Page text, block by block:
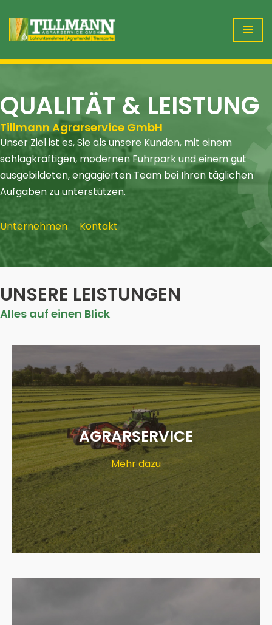
Zum
springen
QUALITÄT & LEISTUNG
Tillmann Agrarservice GmbH
Unser Ziel ist es, Sie als unsere Kunden, mit einem
schlagkräftigen, modernen Fuhrpark und einem gut
ausgebildeten, engagierten Team bei Ihren täglichen
Aufgaben zu unterstützen.
Unternehmen Kontakt
UNSERE LEISTUNGEN
Alles auf einen Blick
AGRARSERVICE
Mehr dazu